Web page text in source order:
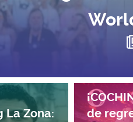
La Zona:
de